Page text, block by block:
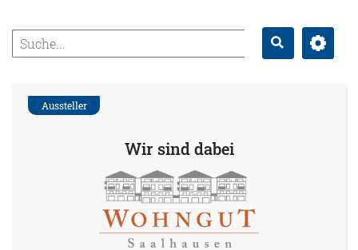
Suche
Aussteller
Wir sind dabei